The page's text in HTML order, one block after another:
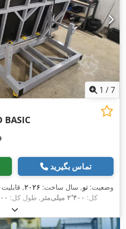
1 /7
BASIC
تماس بگیرید
وضعیت: نو, سال ساخت: ۲۰۲۶,
کل: ۲٬۴۰۰ میلی‌متر , طول کل:
۴۵۰ کیلوگرم